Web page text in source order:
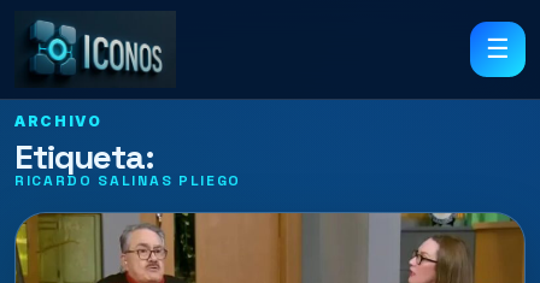
☰
ARCHIVO
Etiqueta:
RICARDO SALINAS PLIEGO